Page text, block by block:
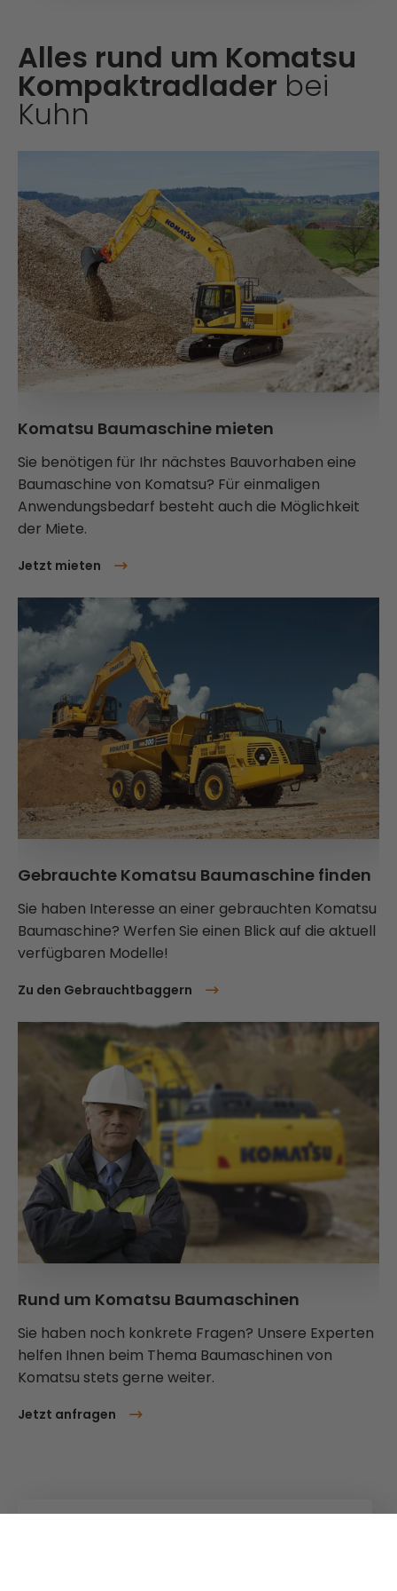
Alles rund um Komatsu
Kompaktradlader bei
Kuhn
Komatsu Baumaschine mieten
Sie benötigen für Ihr nächstes Bauvorhaben eine
Baumaschine von Komatsu? Für einmaligen
Anwendungsbedarf besteht auch die Möglichkeit
der Miete.
Jetzt mieten
Gebrauchte Komatsu Baumaschine finden
Sie haben Interesse an einer gebrauchten Komatsu
Baumaschine? Werfen Sie einen Blick auf die aktuell
verfügbaren Modelle!
Zu den Gebrauchtbaggern
Rund um Komatsu Baumaschinen
Sie haben noch konkrete Fragen? Unsere Experten
helfen Ihnen beim Thema Baumaschinen von
Komatsu stets gerne weiter.
Jetzt anfragen